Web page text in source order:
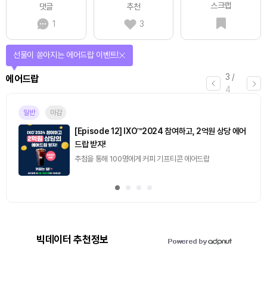
댓글
1
추천
3
스크랩
4 /
4
퀴즈
퀴즈풀고 선물 받자!
진행중
[토큰포스트] 기사 퀴즈 658회차
2026.08.07 (금) ~ 2026.08.08 (토)
빅데이터 추천정보